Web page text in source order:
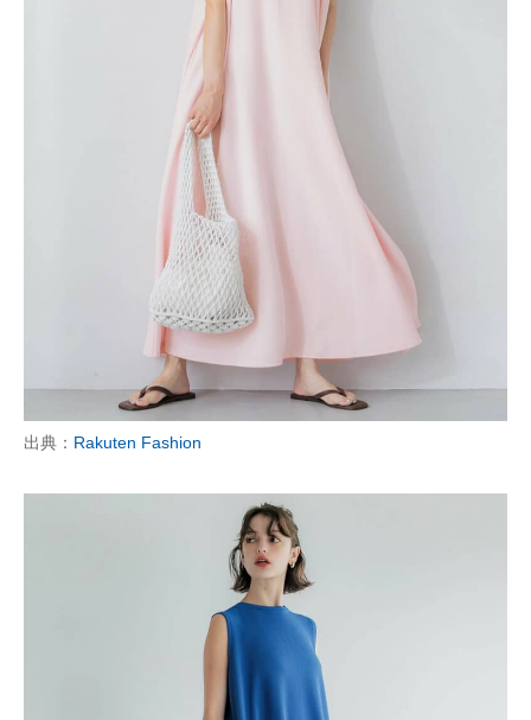
企業ITのトレンドを詳説
経営リーダーのコミュニティ
マーケ×ITの今がよく分かる
ITエンジニア向け専門サイト
企業向けIT製品の総合サイト
IT製品の技術・比較・事例
製造業のIT導入・活用を支援
モノづくり技術者専門サイト
エネルギーの専門メディア
建設×テクノロジーの最前線
ちょっと気になるネットの話題
出典： Rakuten Fashion